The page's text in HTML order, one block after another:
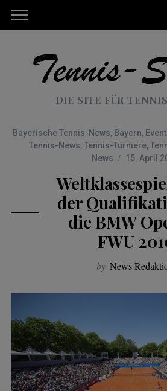
DIE SITE FÜR
Bayerische Tennis-News, Bayern,
Tennis-News,Tennis-Turniere,
News
15. April
der
die BMW
FWU
by News